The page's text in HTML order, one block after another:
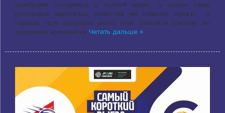
ошибками соперника в полной мере, а потом сами
раскачали вартовчан, позволив им поймать кураж. В
первом сете сургутяне много атак смягчили блоком, но
доигровки хронически Читать дальше »